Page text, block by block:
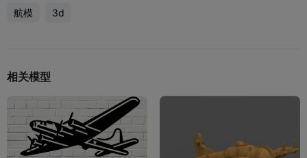
航模 3d
相关模型